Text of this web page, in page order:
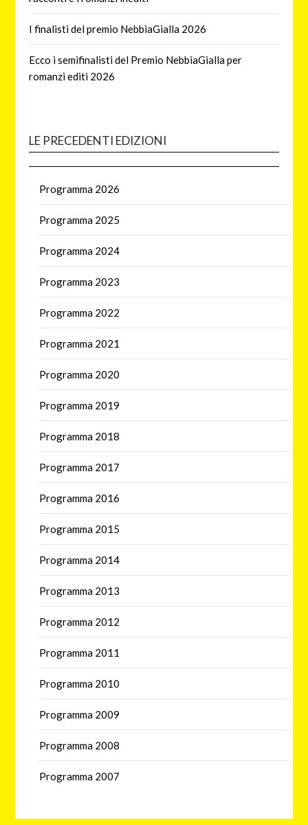
I finalisti del premio NebbiaGialla 2026
Ecco i semifinalisti del Premio NebbiaGialla per
romanzi editi 2026
LE PRECEDENTI EDIZIONI
Programma 2026
Programma 2025
Programma 2024
Programma 2023
Programma 2022
Programma 2021
Programma 2020
Programma 2019
Programma 2018
Programma 2017
Programma 2016
Programma 2015
Programma 2014
Programma 2013
Programma 2012
Programma 2011
Programma 2010
Programma 2009
Programma 2008
Programma 2007